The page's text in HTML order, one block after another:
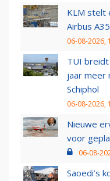
KLM stelt
Airbus
06-08-2026,
TUI breidt
jaar meer
Schiphol
06-08-2026,
Nieuwe
voor
06-08-
Saoedi’s